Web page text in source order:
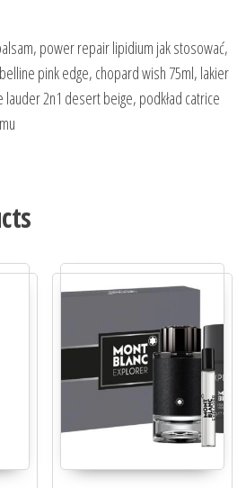
power repair lipidium jak stosować,
pink edge, chopard wish 75ml, lakier
2n1 desert beige, podkład catrice